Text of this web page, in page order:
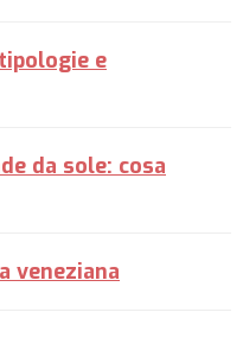
e
da sole: cosa
veneziana